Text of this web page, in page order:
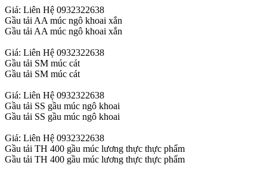
Giá: Liên Hệ 0932322638
Gầu tải AA múc ngô khoai xắn
Gầu tải AA múc ngô khoai xắn
Giá: Liên Hệ 0932322638
Gầu tải SM múc cát
Gầu tải SM múc cát
Giá: Liên Hệ 0932322638
Gầu tải SS gầu múc ngô khoai
Gầu tải SS gầu múc ngô khoai
Giá: Liên Hệ 0932322638
Gầu tải TH 400 gầu múc lương thực thực phẩm
Gầu tải TH 400 gầu múc lương thực thực phẩm